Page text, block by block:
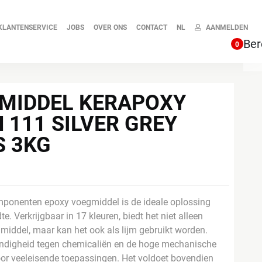
JOBS OVER ONS CONTACT NL AANMELDEN
0
KERAPOXY
111 SILVER GREY
3KG
epoxy voegmiddel is de ideale oplossing
Verkrijgbaar in 17 kleuren, biedt het niet alleen
maar kan het ook als lijm gebruikt worden.
tegen chemicaliën en de hoge mechanische
veeleisende toepassingen. Het voldoet bovendien